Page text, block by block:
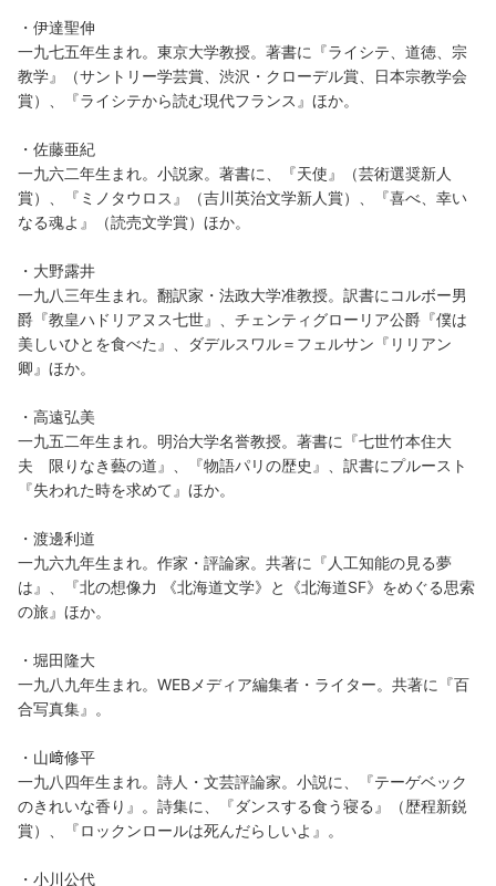
・伊達聖伸
一九七五年生まれ。東京大学教授。著書に『ライシテ、道徳、宗
教学』（サントリー学芸賞、渋沢・クローデル賞、日本宗教学会
賞）、『ライシテから読む現代フランス』ほか。
・佐藤亜紀
一九六二年生まれ。小説家。著書に、『天使』（芸術選奨新人
賞）、『ミノタウロス』（吉川英治文学新人賞）、『喜べ、幸い
なる魂よ』（読売文学賞）ほか。
・大野露井
一九八三年生まれ。翻訳家・法政大学准教授。訳書にコルボー男
爵『教皇ハドリアヌス七世』、チェンティグローリア公爵『僕は
美しいひとを食べた』、ダデルスワル＝フェルサン『リリアン
卿』ほか。
・高遠弘美
一九五二年生まれ。明治大学名誉教授。著書に『七世竹本住大
夫 限りなき藝の道』、『物語パリの歴史』、訳書にプルースト
『失われた時を求めて』ほか。
・渡邊利道
一九六九年生まれ。作家・評論家。共著に『人工知能の見る夢
は』、『北の想像力 《北海道文学》と《北海道SF》をめぐる思索
の旅』ほか。
・堀田隆大
一九八九年生まれ。WEBメディア編集者・ライター。共著に『百
合写真集』。
・山﨑修平
一九八四年生まれ。詩人・文芸評論家。小説に、『テーゲベック
のきれいな香り』。詩集に、『ダンスする食う寝る』（歴程新鋭
賞）、『ロックンロールは死んだらしいよ』。
・小川公代